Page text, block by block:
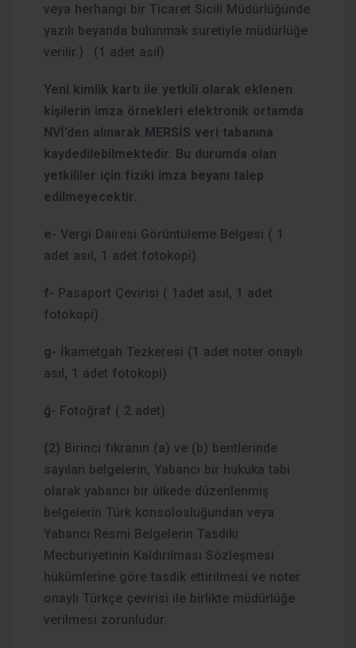
veya herhangi bir Ticaret Sicili Müdürlüğünde
yazılı beyanda bulunmak suretiyle müdürlüğe
verilir.)
(1 adet asıl)
Yeni kimlik kartı ile yetkili olarak eklenen
kişilerin imza örnekleri elektronik ortamda
NVİ’den alınarak MERSİS veri tabanına
kaydedilebilmektedir. Bu durumda olan
yetkililer için fiziki imza beyanı talep
edilmeyecektir.
e- Vergi Dairesi Görüntüleme Belgesi ( 1
adet asıl, 1 adet fotokopi)
f- Pasaport Çevirisi ( 1adet asıl, 1 adet
fotokopi)
g- İkametgah Tezkeresi (1 adet noter onaylı
asıl, 1 adet fotokopi)
ğ- Fotoğraf ( 2 adet)
(2) Birinci fıkranın (a) ve (b) bentlerinde
sayılan belgelerin, Yabancı bir hukuka tabi
olarak yabancı bir ülkede düzenlenmiş
belgelerin Türk konsolosluğundan veya
Yabancı Resmi Belgelerin Tasdiki
Mecburiyetinin Kaldırılması Sözleşmesi
hükümlerine göre tasdik ettirilmesi ve noter
onaylı Türkçe çevirisi ile birlikte müdürlüğe
verilmesi zorunludur.